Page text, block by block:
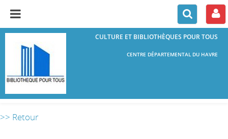
CULTURE ET BIBLIOTHÈQUES POUR TOUS
CENTRE DÉPARTEMENTAL DU HAVRE
>> Retour